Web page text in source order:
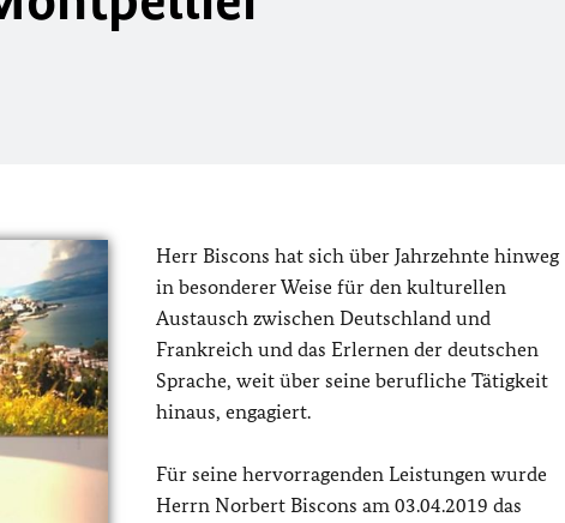
Herr Biscons hat sich über Jahrzehnte hinweg
in besonderer Weise für den kulturellen
Austausch zwischen Deutschland und
Frankreich und das Erlernen der deutschen
Sprache, weit über seine berufliche Tätigkeit
hinaus, engagiert.
Für seine hervorragenden Leistungen wurde
Herrn Norbert Biscons am 03.04.2019 das